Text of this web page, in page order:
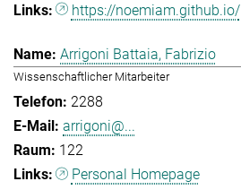
https://noemiam.github.io/
Arrigoni Battaia, Fabrizio
Wissenschaftlicher Mitarbeiter
2288
arrigoni@...
122
Personal Homepage